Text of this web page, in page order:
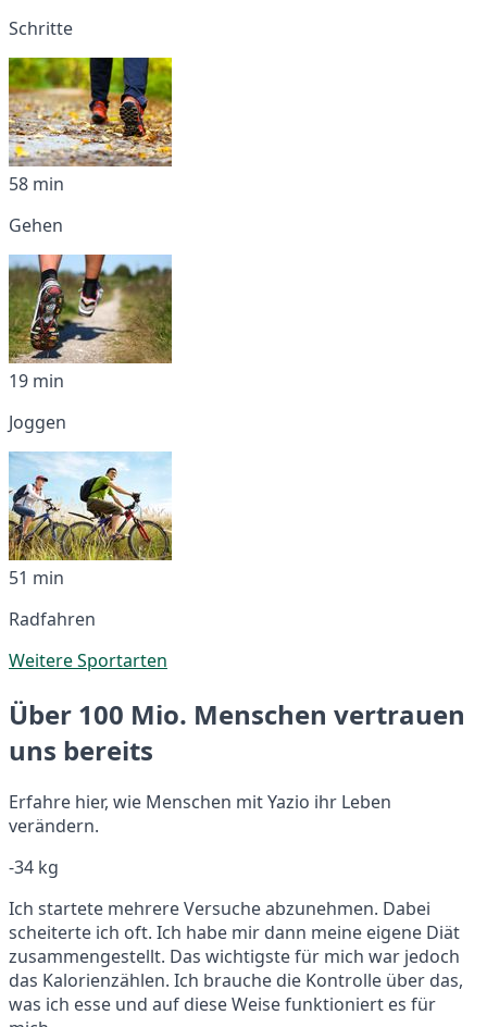
Schritte
58 min
Gehen
19 min
Joggen
51 min
Radfahren
Weitere Sportarten
Über 100 Mio. Menschen vertrauen
uns bereits
Erfahre hier, wie Menschen mit Yazio ihr Leben
verändern.
-34 kg
Ich startete mehrere Versuche abzunehmen. Dabei
scheiterte ich oft. Ich habe mir dann meine eigene Diät
zusammengestellt. Das wichtigste für mich war jedoch
das Kalorienzählen. Ich brauche die Kontrolle über das,
was ich esse und auf diese Weise funktioniert es für